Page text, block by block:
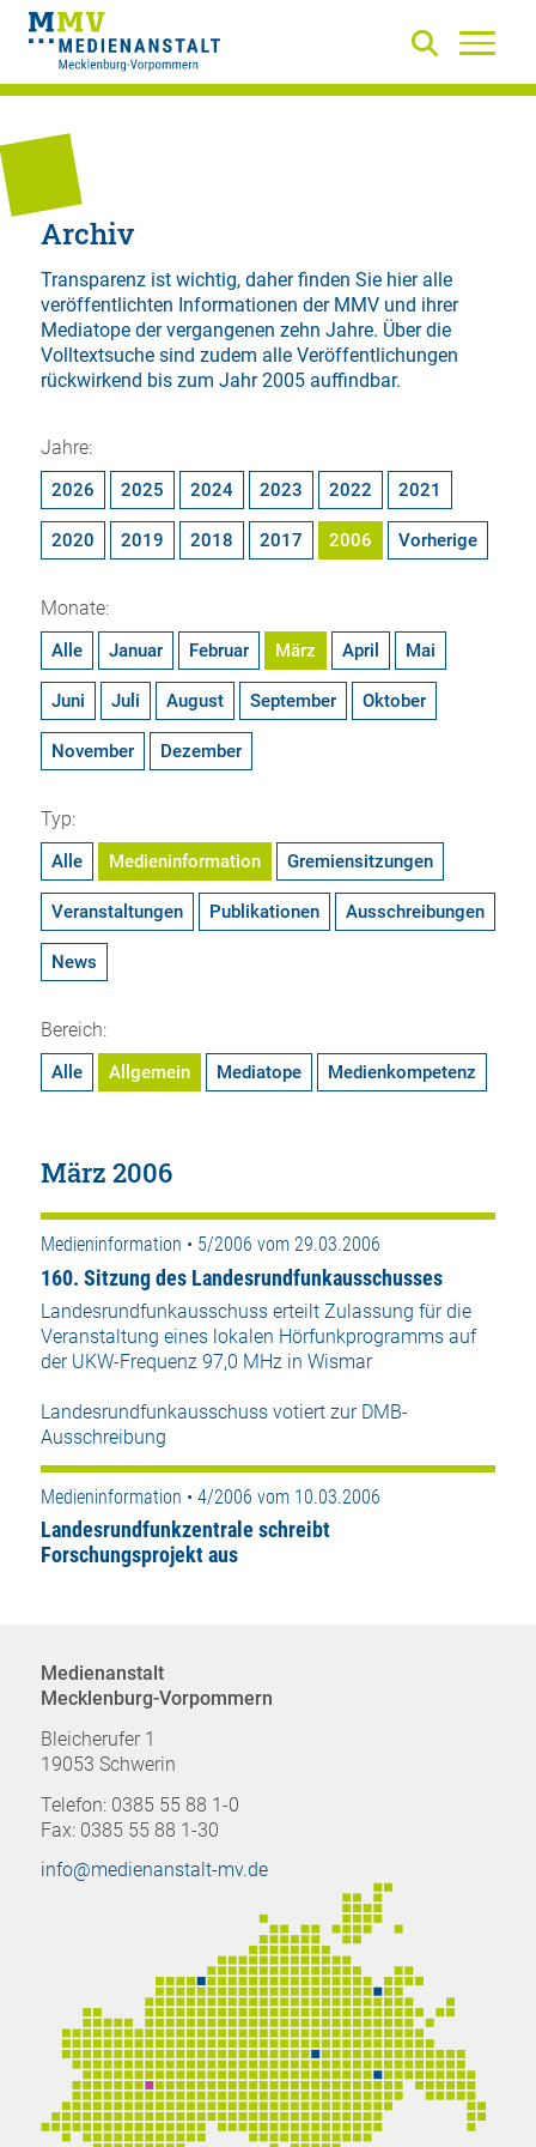
Archiv
Transparenz ist wichtig, daher finden Sie hier alle
veröffentlichten Informationen der MMV und ihrer
Mediatope der vergangenen zehn Jahre. Über die
Volltextsuchesind zudem alle Veröffentlichungen
rückwirkend bis zum Jahr 2005 auffindbar.
Jahre:
2026 2025 2024 2023 2022 2021
2020 2019 2018 2017 2006 Vorherige
Monate:
Alle Januar Februar März April Mai
Juni Juli August September Oktober
November Dezember
Typ:
Alle Medieninformation Gremiensitzungen
Veranstaltungen Publikationen Ausschreibungen
News
Bereich:
Alle Allgemein Mediatope Medienkompetenz
März 2006
Medieninformation • 5/2006 vom 29.03.2006
160. Sitzung des Landesrundfunkausschusses
Landesrundfunkausschuss erteilt Zulassung für die
Veranstaltung eines lokalen Hörfunkprogramms auf
der UKW-Frequenz 97,0 MHz in Wismar
Landesrundfunkausschuss votiert zur DMB-
Ausschreibung
Medieninformation • 4/2006 vom 10.03.2006
Landesrundfunkzentrale schreibt
Forschungsprojekt aus
Medienanstalt
Mecklenburg-Vorpommern
Bleicherufer 1
19053 Schwerin
Telefon: 0385 55 88 1-0
Fax: 0385 55 88 1-30
info@medienanstalt-mv.de